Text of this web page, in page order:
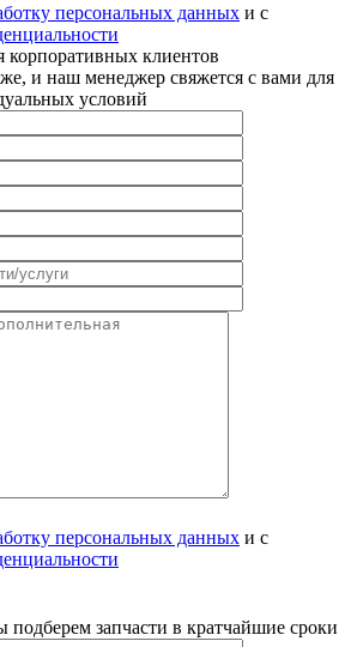
персональных данных и с
корпоративных клиентов
и наш менеджер свяжется с вами для
условий
персональных данных и с
подберем запчасти в кратчайшие сроки